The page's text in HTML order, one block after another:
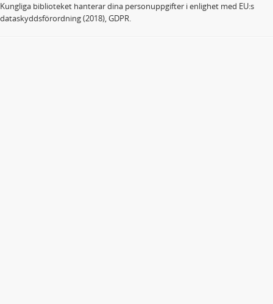
Kungliga biblioteket hanterar dina personuppgifter i enlighet med EU:s
dataskyddsförordning (2018), GDPR.